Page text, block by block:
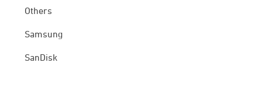
Others
Samsung
SanDisk